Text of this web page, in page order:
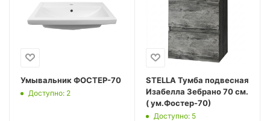
Умывальник ФОСТЕР-70
Доступно: 2
STELLA Тумба подвесная
Изабелла Зебрано 70 см.
( ум.Фостер-70)
Доступно: 5